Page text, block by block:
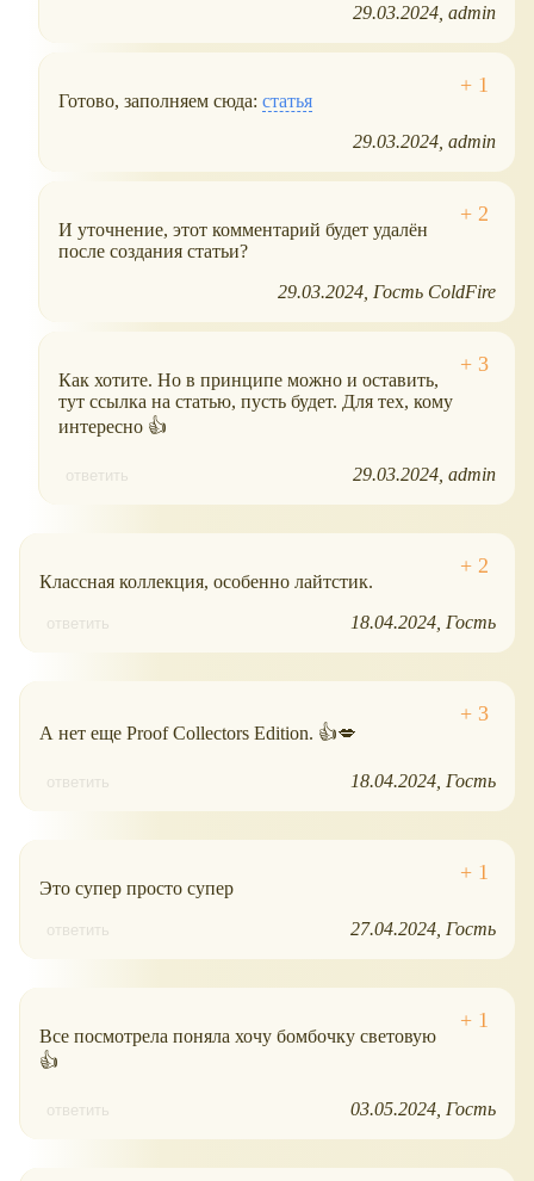
29.03.2024 admin
Готово, заполняем сюда: статья
29.03.2024 admin
И уточнение, этот комментарий будет удалён
после создания статьи?
29.03.2024 Гость ColdFire
Как хотите. Но в принципе можно и оставить,
тут ссылка на статью, пусть будет. Для тех, кому
интересно 👍
ответить 29.03.2024 admin
Классная коллекция, особенно лайтстик.
ответить 18.04.2024 Гость
А нет еще Proof Collectors Edition. 👍💋
ответить 18.04.2024 Гость
Это супер просто супер
ответить 27.04.2024 Гость
Все посмотрела поняла хочу бомбочку световую
👍
ответить 03.05.2024 Гость